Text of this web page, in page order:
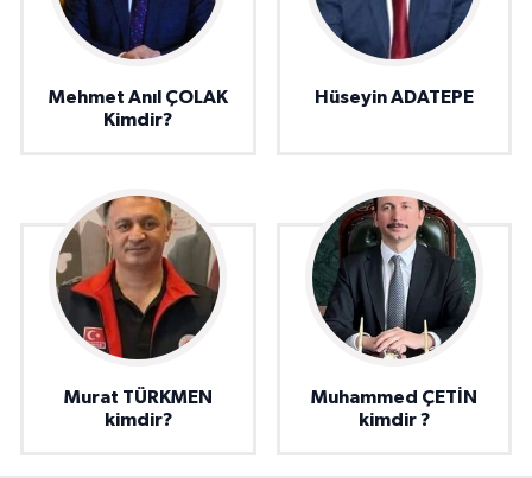
Mehmet Anıl ÇOLAK
Kimdir?
Hüseyin ADATEPE
Murat TÜRKMEN
kimdir?
Muhammed ÇETİN
kimdir ?